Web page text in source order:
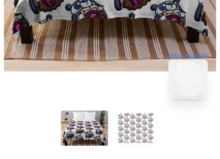
blank template